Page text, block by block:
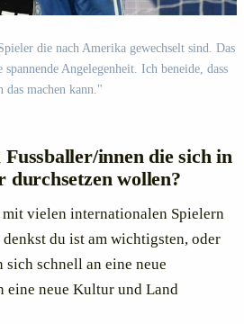
die nach Amerika gewechselt sind. Das
Angelegenheit. Ich beneide, dass
das machen kann."
innen die sich in
durchsetzen wollen?
mit vielen internationalen Spielern
denkst du ist am wichtigsten, oder
sich schnell an eine neue
eine neue Kultur und Land